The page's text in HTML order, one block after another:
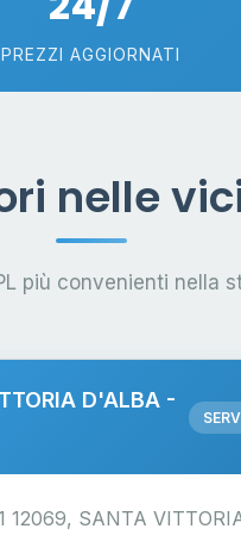
PREZZI AGGIORNATI
nelle
più convenienti nella
D'ALBA -
12069, SANTA